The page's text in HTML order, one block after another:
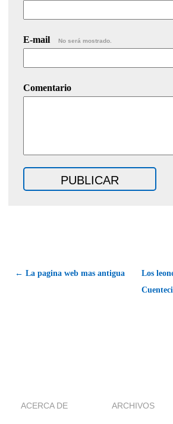
E-mail No será mostrado.
Comentario
← La pagina web mas antigua
Los
ACERCA DE ARCHIVOS